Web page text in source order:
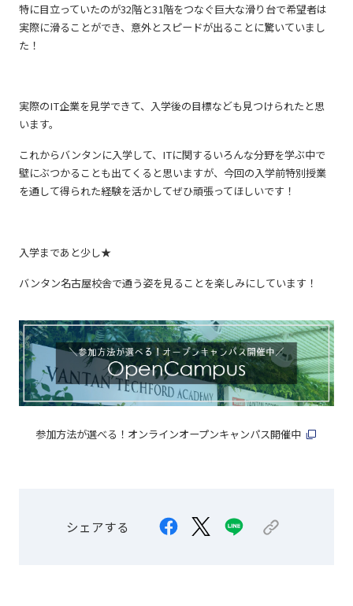
特に目立っていたのが32階と31階をつなぐ巨大な滑り台で希望者は
実際に滑ることができ、意外とスピードが出ることに驚いていまし
た！
実際のIT企業を見学できて、入学後の目標なども見つけられたと思
います。
これからバンタンに入学して、ITに関するいろんな分野を学ぶ中で
壁にぶつかることも出てくると思いますが、今回の入学前特別授業
を通して得られた経験を活かしてぜひ頑張ってほしいです！
入学まであと少し★
バンタン名古屋校舎で通う姿を見ることを楽しみにしています！
参加方法が選べる！オンラインオープンキャンパス開催中
シェアする